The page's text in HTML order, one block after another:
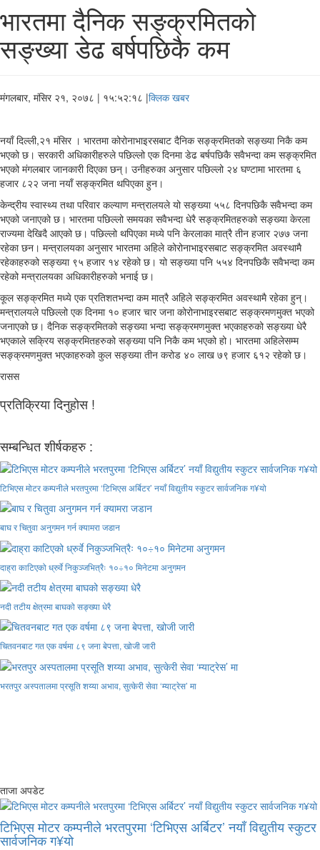
भारतमा दैनिक सङ्क्रमितको
सङ्ख्या डेढ बर्षपछिकै कम
मंगलबार, मंसिर २१, २०७८ | १५:५२:१८ |क्लिक खबर
नयाँ दिल्ली,२१ मंसिर । भारतमा कोरोनाभाइरसबाट दैनिक सङ्क्रमितको सङ्ख्या निकै कम
भएको छ। सरकारी अधिकारीहरुले पछिल्लो एक दिनमा डेढ बर्षपछिकै सवैभन्दा कम सङ्क्रमित
भएको मंगलबार जानकारी दिएका छन्। उनीहरुका अनुसार पछिल्लो २४ घण्टामा भारतमा ६
हजार ८२२ जना नयाँ सङ्क्रमित थपिएका हुन।
केन्द्रीय स्वास्थ्य तथा परिवार कल्याण मन्त्रालयले यो सङ्ख्या ५५८ दिनपछिकै सवैभन्दा कम
भएको जनाएको छ। भारतमा पछिल्लो समयका सवैभन्दा धेरै सङ्क्रमितहरुको सङ्ख्या केरला
राज्यमा देखिदै आएको छ। पछिल्लो थपिएका मध्ये पनि केरलाका मात्रै तीन हजार २७७ जना
रहेका छन। मन्त्रालयका अनुसार भारतमा अहिले कोरोनाभाइरसबाट सङ्क्रमित अवस्थामै
रहेकाहरुको सङ्ख्या ९५ हजार १४ रहेको छ। यो सङ्ख्या पनि ५५४ दिनपछिकै सवैभन्दा कम
रहेको मन्त्रालयका अधिकारीहरुको भनाई छ।
कूल सङ्क्रमित मध्ये एक प्रतिशतभन्दा कम मात्रै अहिले सङ्क्रमित अवस्थामै रहेका हुन्।
मन्त्रालयले पछिल्लो एक दिनमा १० हजार चार जना कोरोनाभाइरसबाट सङ्क्रमणमुक्त भएको
जनाएको छ। दैनिक सङ्क्रमितको सङ्ख्या भन्दा सङ्क्रमणमुक्त भएकाहरुको सङ्ख्या धेरै
भएकाले सक्रिय सङ्क्रमितहरुको सङ्ख्या पनि निकै कम भएको हो। भारतमा अहिलेसम्म
सङ्क्रमणमुक्त भएकाहरुको कुल सङ्ख्या तीन करोड ४० लाख ७९ हजार ६१२ रहेको छ।
रासस
प्रतिक्रिया दिनुहोस !
सम्बन्धित शीर्षकहरु :
टिभिएस मोटर कम्पनीले भरतपुरमा ‘टिभिएस अर्बिटर’ नयाँ विद्युतीय स्कुटर सार्वजनिक ग¥यो
बाघ र चितुवा अनुगमन गर्न क्यामरा जडान
दाह्रा काटिएको ध्रुर्वे निकुञ्जभित्रैः १०÷१० मिनेटमा अनुगमन
नदी तटीय क्षेत्रमा बाघको सङ्ख्या धेरै
चितवनबाट गत एक वर्षमा ८९ जना बेपत्ता, खोजी जारी
भरतपुर अस्पतालमा प्रसूति शय्या अभाव, सुत्केरी सेवा ‘म्याट्रेस’ मा
ताजा अपडेट
टिभिएस मोटर कम्पनीले भरतपुरमा ‘टिभिएस अर्बिटर’ नयाँ विद्युतीय स्कुटर
सार्वजनिक ग¥यो